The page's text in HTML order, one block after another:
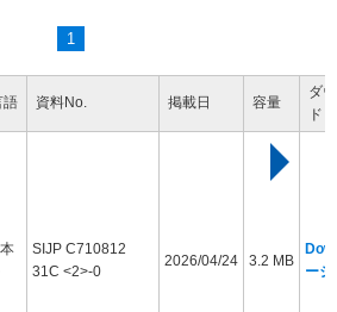
1
語 資料No. 掲載日 容量
ダ
ド
SIJP C710812
31C <2>-0
2026/04/24 3.2 MB
ージ